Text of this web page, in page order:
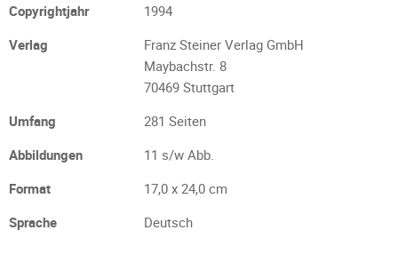
Copyrightjahr
1994
Verlag
Franz Steiner Verlag GmbH
Maybachstr. 8
70469 Stuttgart
Umfang
281 Seiten
Abbildungen
11 s/w Abb.
Format
17,0 x 24,0 cm
Sprache
Deutsch